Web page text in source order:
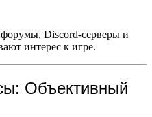
Discord-серверы и
интерес к игре.
Объективный